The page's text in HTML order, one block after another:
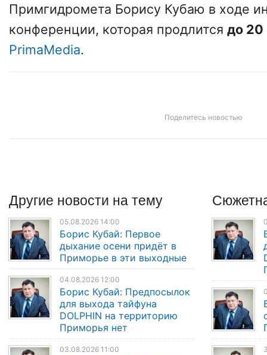
Примгидромета Борису Кубаю в ходе
конференции, которая продлится до 20
PrimaMedia.
Поделитесь новостью
Другие новости на тему
05.08.2026 14:00
Борис Кубай: Первое
дыхание осени придёт в
Приморье в эти выходные
04.08.2026 12:00
Борис Кубай: Предпосылок
для выхода тайфуна
DOLPHIN на территорию
Приморья нет
03.08.2026 11:00